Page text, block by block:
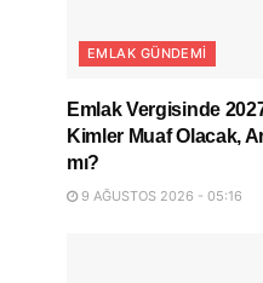
EMLAK GÜNDEMI
Emlak Vergisinde
Kimler Muaf Olacak,
mı?
9 AĞUSTOS 2026 - 05:16